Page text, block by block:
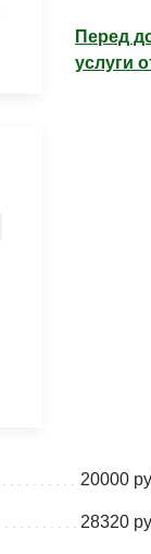
Перед
услуги
20000
28320